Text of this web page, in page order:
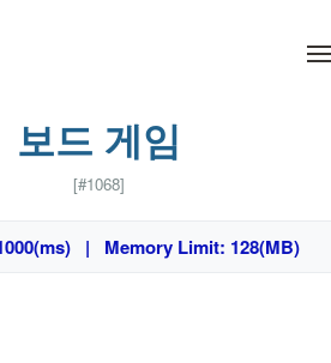
보드 게임
[#1068]
| Memory Limit: 128(MB)